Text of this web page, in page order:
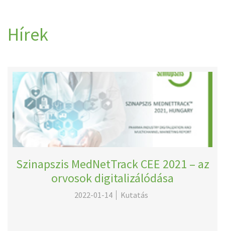
Hírek
Szinapszis MedNetTrack CEE 2021 – az
orvosok digitalizálódása
2022-01-14 Kutatás